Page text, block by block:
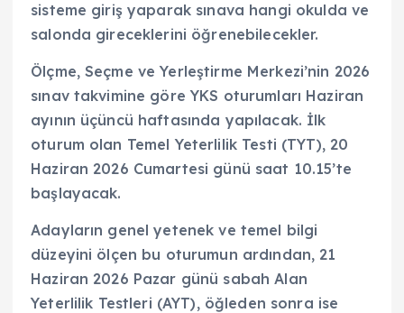
sisteme giriş yaparak sınava hangi okulda ve
salonda gireceklerini öğrenebilecekler.
Ölçme, Seçme ve Yerleştirme Merkezi’nin 2026
sınav takvimine göre YKS oturumları Haziran
ayının üçüncü haftasında yapılacak. İlk
oturum olan Temel Yeterlilik Testi (TYT), 20
Haziran 2026 Cumartesi günü saat 10.15’te
başlayacak.
Adayların genel yetenek ve temel bilgi
düzeyini ölçen bu oturumun ardından, 21
Haziran 2026 Pazar günü sabah Alan
Yeterlilik Testleri (AYT), öğleden sonra ise